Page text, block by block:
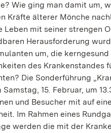
Wie ging man damit um,
Kräfte älterer Mönche
Leben mit seiner strengen
Herausforderung
um, die
des Krankenstandes
Die Sonderführung
Samstag, 15. Februar, um
und Besucher mit auf
Im Rahmen eines
werden die mit der